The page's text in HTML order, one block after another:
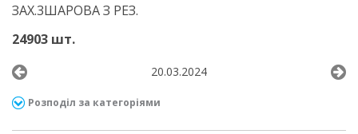
ЗАХ.3ШАРОВА З РЕЗ.
24903 шт.
20.03.2024
Розподіл за категоріями